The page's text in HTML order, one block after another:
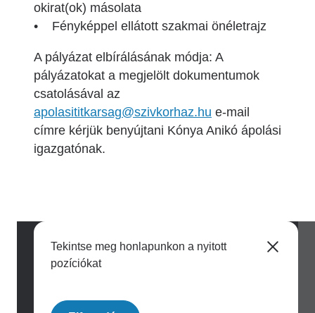
okirat(ok) másolata
• Fényképpel ellátott szakmai önéletrajz
A pályázat elbírálásának módja: A
pályázatokat a megjelölt dokumentumok
csatolásával az
apolasititkarsag@szivkorhaz.hu e-mail
címre kérjük benyújtani Kónya Anikó ápolási
igazgatónak.
Tekintse meg honlapunkon a nyitott
pozíciókat